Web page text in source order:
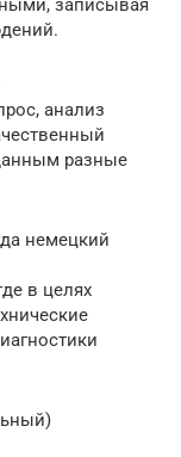
записывая
анализ
разные
немецкий
в целях